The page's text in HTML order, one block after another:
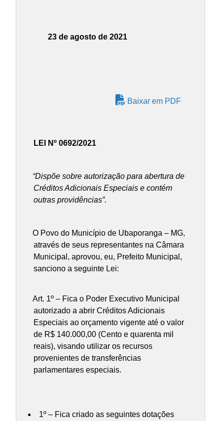
23 de agosto de 2021
Baixar em PDF
LEI Nº 0692/2021
“Dispõe sobre autorização para abertura de
Créditos Adicionais Especiais e contém
outras providências”.
O Povo do Município de Ubaporanga – MG,
através de seus representantes na Câmara
Municipal, aprovou, eu, Prefeito Municipal,
sanciono a seguinte Lei:
Art. 1º – Fica o Poder Executivo Municipal
autorizado a abrir Créditos Adicionais
Especiais ao orçamento vigente até o valor
de R$ 140.000,00 (Cento e quarenta mil
reais), visando utilizar os recursos
provenientes de transferências
parlamentares especiais.
1º – Fica criado as seguintes dotações